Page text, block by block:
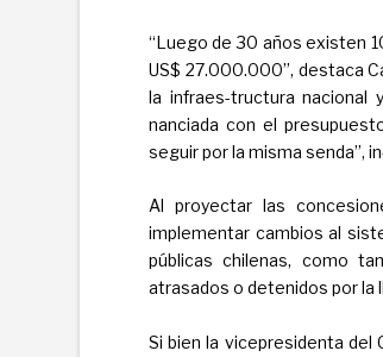
“Luego de 30 años existen
US$ 27.000.000”, destaca
la infraes-tructura nacional
nanciada con el
seguir por la misma senda”,
Al proyectar las
implementar cambios al
públicas chilenas, como
atrasados o detenidos por la
Si bien la vicepresidenta del